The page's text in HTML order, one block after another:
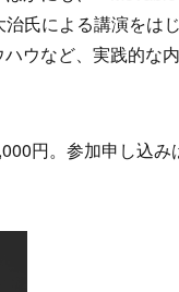
氏による講演をは
ウなど、実践的な
円。参加申し込み